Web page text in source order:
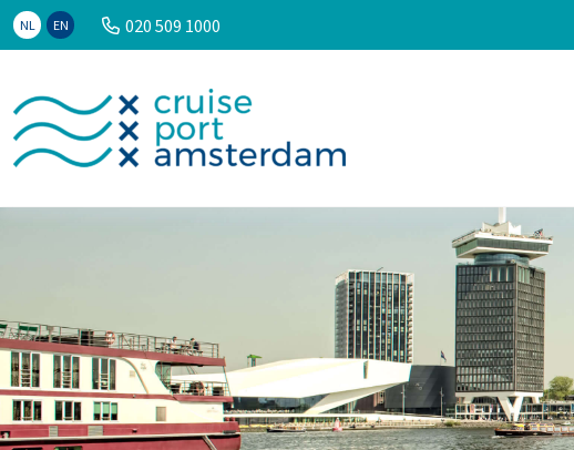
NL EN 020 509 1000